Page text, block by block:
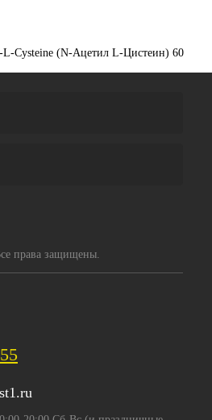
Cysteine (N-Ацетил L-Цистеин) 60
права защищены.